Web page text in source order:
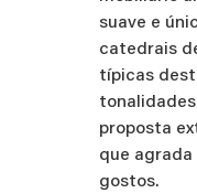
suave e
catedrais
típicas
proposta
que agrada
gostos.